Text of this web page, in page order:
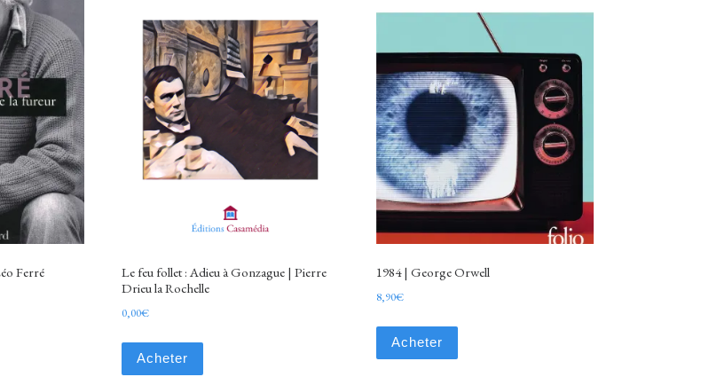
Ferré
Le feu follet : Adieu à Gonzague | Pierre
Drieu la Rochelle
0,00€
Acheter
1984 | George Orwell
8,90€
Acheter